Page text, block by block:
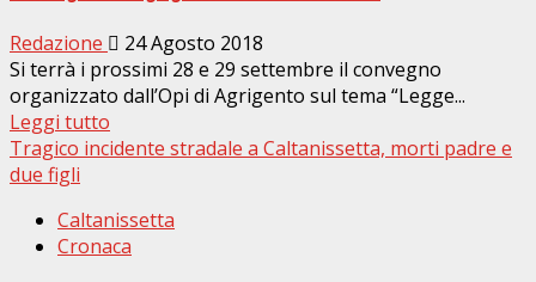
Redazione
24 Agosto 2018
Si terrà i prossimi 28 e 29 settembre il convegno
organizzato dall’Opi di Agrigento sul tema “Legge...
Leggi tutto
Tragico incidente stradale a Caltanissetta, morti padre e
due figli
Caltanissetta
Cronaca